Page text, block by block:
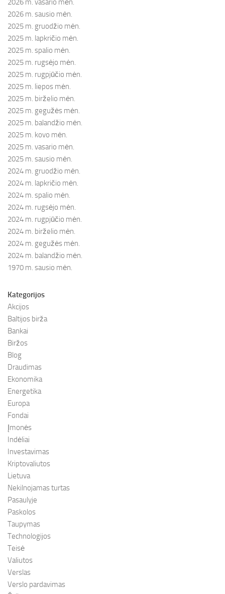
2026 m. vasario mėn.
2026 m. sausio mėn.
2025 m. gruodžio mėn.
2025 m. lapkričio mėn.
2025 m. spalio mėn.
2025 m. rugsėjo mėn.
2025 m. rugpjūčio mėn.
2025 m. liepos mėn.
2025 m. birželio mėn.
2025 m. gegužės mėn.
2025 m. balandžio mėn.
2025 m. kovo mėn.
2025 m. vasario mėn.
2025 m. sausio mėn.
2024 m. gruodžio mėn.
2024 m. lapkričio mėn.
2024 m. spalio mėn.
2024 m. rugsėjo mėn.
2024 m. rugpjūčio mėn.
2024 m. birželio mėn.
2024 m. gegužės mėn.
2024 m. balandžio mėn.
1970 m. sausio mėn.
Kategorijos
Akcijos
Baltijos birža
Bankai
Biržos
Blog
Draudimas
Ekonomika
Energetika
Europa
Fondai
Įmonės
Indėliai
Investavimas
Kriptovaliutos
Lietuva
Nekilnojamas turtas
Pasaulyje
Paskolos
Taupymas
Technologijos
Teisė
Valiutos
Verslas
Verslo pardavimas